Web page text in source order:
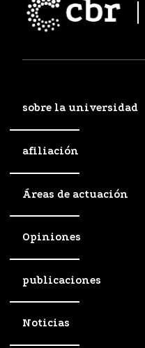
sobre la universidad
afiliación
Áreas de actuación
Opiniones
publicaciones
Noticias